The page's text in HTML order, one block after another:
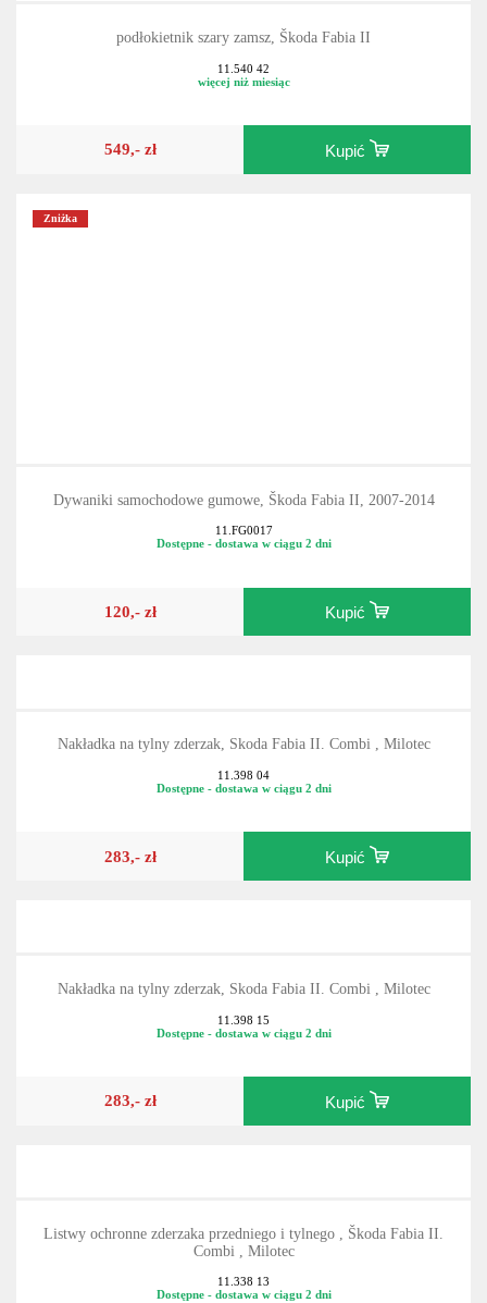
podłokietnik szary zamsz, Škoda Fabia II
11.540 42
więcej niż miesiąc
549,- zł Kupić
Zniżka
Dywaniki samochodowe gumowe, Škoda Fabia II, 2007-2014
11.FG0017
Dostępne - dostawa w ciągu 2 dni
120,- zł Kupić
Nakładka na tylny zderzak, Skoda Fabia II. Combi , Milotec
11.398 04
Dostępne - dostawa w ciągu 2 dni
283,- zł Kupić
Nakładka na tylny zderzak, Skoda Fabia II. Combi , Milotec
11.398 15
Dostępne - dostawa w ciągu 2 dni
283,- zł Kupić
Listwy ochronne zderzaka przedniego i tylnego , Škoda Fabia II.
Combi , Milotec
11.338 13
Dostępne - dostawa w ciągu 2 dni